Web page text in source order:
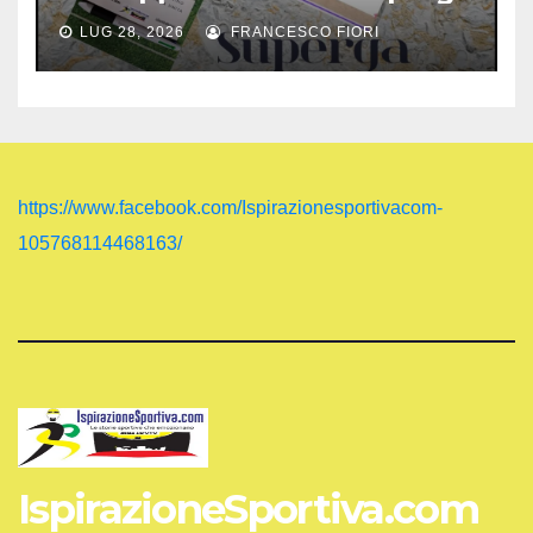
LUG 28, 2026 FRANCESCO FIORI
https://www.facebook.com/Ispirazionesportivacom-
105768114468163/
IspirazioneSportiva.com